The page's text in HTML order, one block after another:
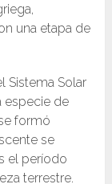
una etapa de
Sistema Solar
especie de
formó
se
el período
terrestre.